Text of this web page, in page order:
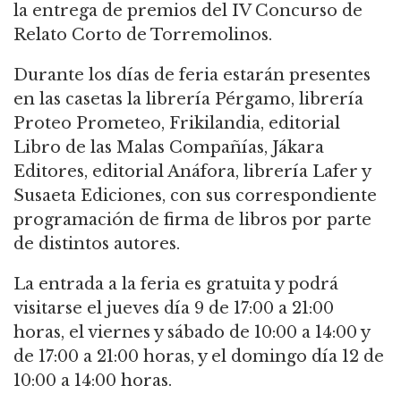
la entrega de premios del IV Concurso de
Relato Corto de Torremolinos.
Durante los días de feria estarán presentes
en las casetas la librería Pérgamo, librería
Proteo Prometeo, Frikilandia, editorial
Libro de las Malas Compañías, Jákara
Editores, editorial Anáfora, librería Lafer y
Susaeta Ediciones, con sus correspondiente
programación de firma de libros por parte
de distintos autores.
La entrada a la feria es gratuita y podrá
visitarse el jueves día 9 de 17:00 a 21:00
horas, el viernes y sábado de 10:00 a 14:00 y
de 17:00 a 21:00 horas, y el domingo día 12 de
10:00 a 14:00 horas.